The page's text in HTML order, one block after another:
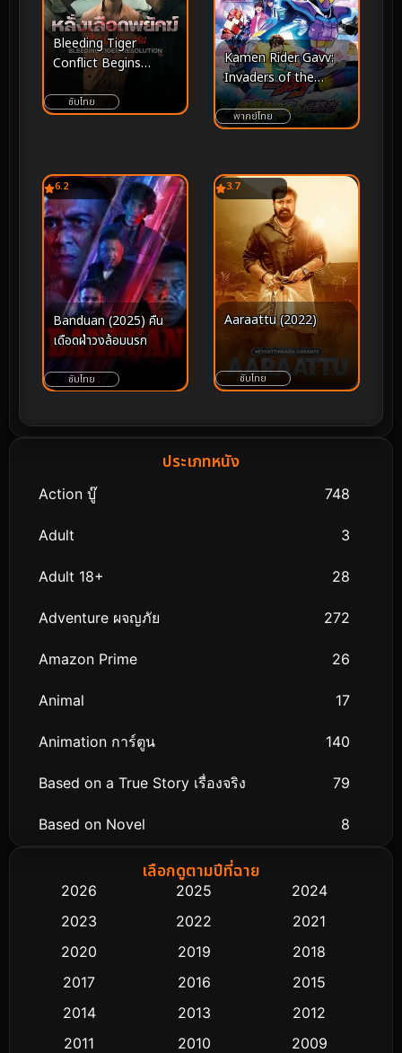
Bleeding Tiger
Conflict Begins
(2025) หลั่งเลือดพยัคฆ์
ปฏิบัติการอำพราง
ซับไทย
Kamen Rider Gavv:
Invaders of the
Candy House มาสค์ไร
เดอร์ กาบุ เดอะมูฟวี่ ศึก
พากย์ไทย
6.2
Banduan (2025) คืน
เดือดฝ่าวงล้อมนรก
ซับไทย
3.7
Aaraattu (2022)
ซับไทย
ประเภทหนัง
Action บู๊ 748
Adult 3
Adult 18+ 28
Adventure ผจญภัย 272
Amazon Prime 26
Animal 17
Animation การ์ตูน 140
Based on a True Story เรื่องจริง 79
Based on Novel 8
Biography ชีวิตจริง
Classic หนังคลาสสิก
Comedy ตลก 435
เลือกดูตามปีที่ฉาย
2026 2025
2024
2023
2022
2021
2020
2019
2018
2017
2016
2015
2014
2013
2012
2011
2010
2009